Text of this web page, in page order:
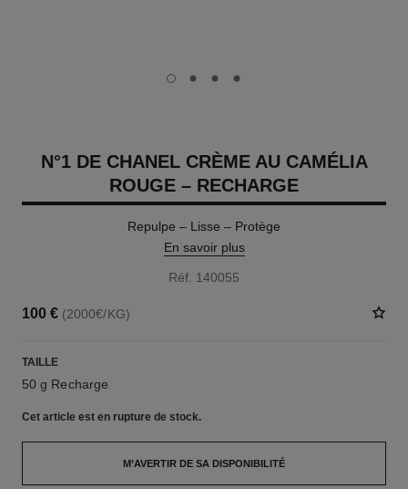
carousel dot
carousel dot
carousel dot
carousel dot
N°1 DE CHANEL CRÈME AU CAMÉLIA
ROUGE – RECHARGE
Repulpe – Lisse – Protège
En savoir plus
Réf. 140055
100 € (2000€/KG)
TAILLE
50 g Recharge
Cet article est en rupture de stock.
M’AVERTIR DE SA DISPONIBILITÉ